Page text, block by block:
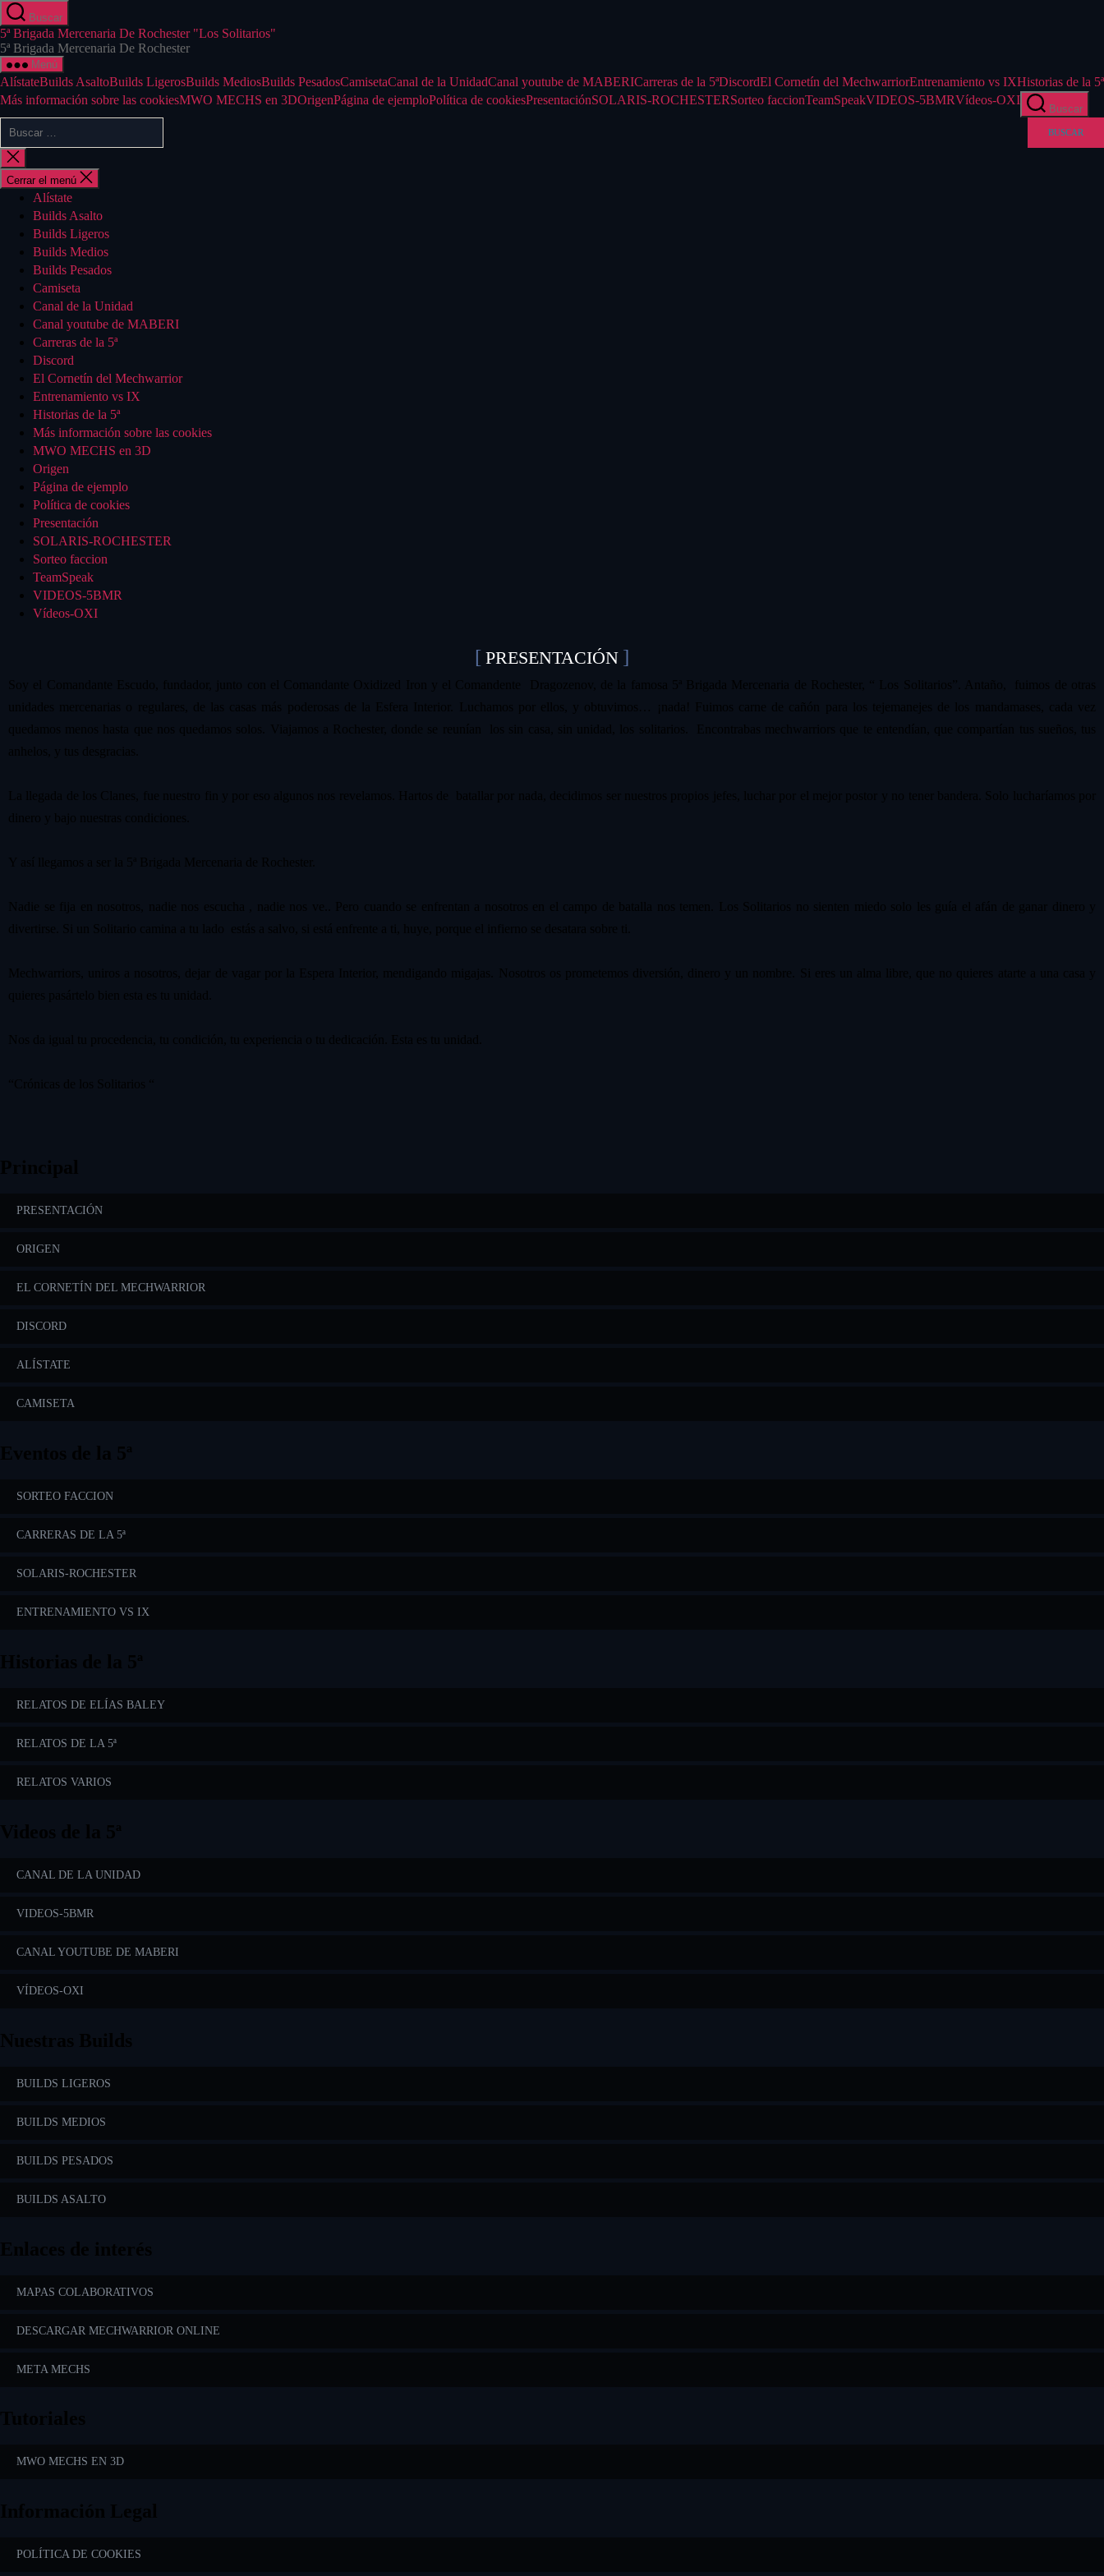
Saltar
al
contenido
Buscar
5ª Brigada Mercenaria De Rochester "Los Solitarios"
5ª Brigada Mercenaria De Rochester
Menú
AlístateBuilds AsaltoBuilds LigerosBuilds MediosBuilds PesadosCamisetaCanal de la UnidadCanal youtube de MABERICarreras de la 5ªDiscordEl Cornetín del MechwarriorEntrenamiento vs IXHistorias de la 5ª
Más información sobre las cookiesMWO MECHS en 3DOrigenPágina de ejemploPolítica de cookiesPresentaciónSOLARIS-ROCHESTERSorteo faccionTeamSpeakVIDEOS-5BMRVídeos-OXI
Buscar
Cerrar
la
búsqueda
Cerrar el menú
Alístate
Builds Asalto
Builds Ligeros
Builds Medios
Builds Pesados
Camiseta
Canal de la Unidad
Canal youtube de MABERI
Carreras de la 5ª
Discord
El Cornetín del Mechwarrior
Entrenamiento vs IX
Historias de la 5ª
Más información sobre las cookies
MWO MECHS en 3D
Origen
Página de ejemplo
Política de cookies
Presentación
SOLARIS-ROCHESTER
Sorteo faccion
TeamSpeak
VIDEOS-5BMR
Vídeos-OXI
PRESENTACIÓN
PRESENTACIÓN
ORIGEN
EL CORNETÍN DEL MECHWARRIOR
DISCORD
ALÍSTATE
CAMISETA
SORTEO FACCION
CARRERAS DE LA 5ª
SOLARIS-ROCHESTER
ENTRENAMIENTO VS IX
RELATOS DE ELÍAS BALEY
RELATOS DE LA 5ª
RELATOS VARIOS
CANAL DE LA UNIDAD
VIDEOS-5BMR
CANAL YOUTUBE DE MABERI
VÍDEOS-OXI
BUILDS LIGEROS
BUILDS MEDIOS
BUILDS PESADOS
BUILDS ASALTO
MAPAS COLABORATIVOS
DESCARGAR MECHWARRIOR ONLINE
META MECHS
MWO MECHS EN 3D
POLÍTICA DE COOKIES